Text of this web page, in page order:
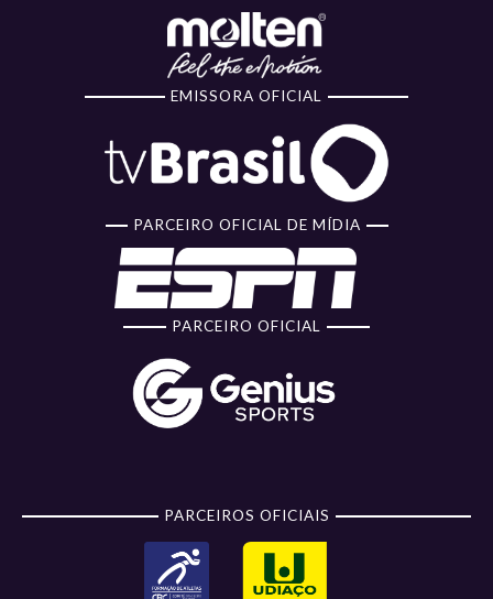
EMISSORA OFICIAL
PARCEIRO OFICIAL DE MÍDIA
PARCEIRO OFICIAL
PARCEIROS OFICIAIS